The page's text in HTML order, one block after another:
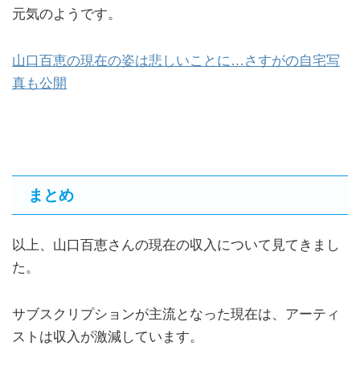
元気のようです。
山口百恵の現在の姿は悲しいことに…さすがの自宅写
真も公開
まとめ
以上、山口百恵さんの現在の収入について見てきまし
た。
サブスクリプションが主流となった現在は、アーティ
ストは収入が激減しています。